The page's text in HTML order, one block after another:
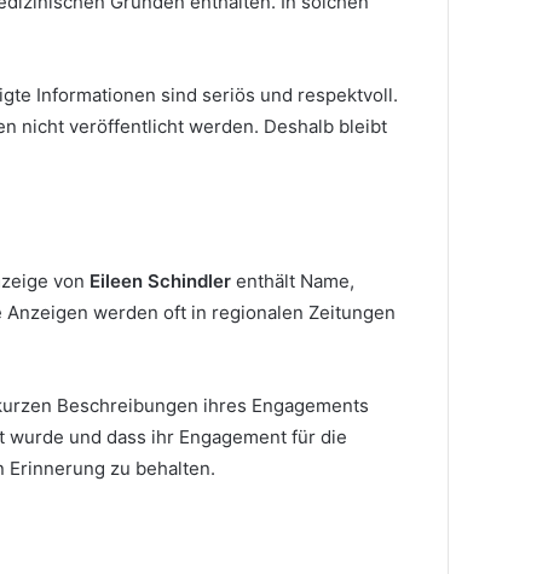
Informationen sind seriös und respektvoll.
nicht veröffentlicht werden. Deshalb bleibt
von Eileen Schindler enthält Name,
werden oft in regionalen Zeitungen
Beschreibungen ihres Engagements
und dass ihr Engagement für die
Erinnerung zu behalten.